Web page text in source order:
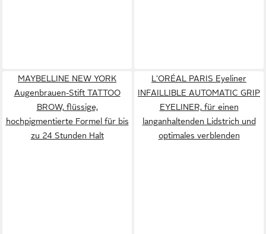
MAYBELLINE NEW YORK
Augenbrauen-Stift TATTOO
BROW, flüssige,
hochpigmentierte Formel für bis
zu 24 Stunden Halt
L'ORÉAL PARIS Eyeliner
INFAILLIBLE AUTOMATIC GRIP
EYELINER, für einen
langanhaltenden Lidstrich und
optimales verblenden